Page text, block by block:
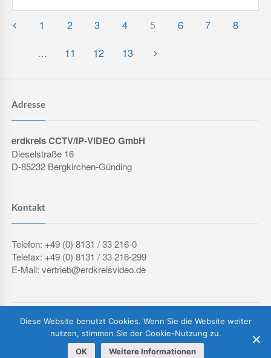
1 2 3 4 5 6 7
8
…
11 12 13
Adresse
erdkreis CCTV/IP-VIDEO GmbH
Dieselstraße 16
D-85232 Bergkirchen-Günding
Kontakt
Telefon: +49 (0) 8131 / 33 216-0
Telefax: +49 (0) 8131 / 33 216-299
E-Mail: vertrieb@erdkreisvideo.de
IMPRESSUM
DATENSCHUTZERKLÄRUNG AGB
Vertrag widerrufen
Diese Website benutzt Cookies. Wenn Sie die Website weiter
nutzen, stimmen Sie der Cookie-Nutzung zu.
OK
Weitere Informationen